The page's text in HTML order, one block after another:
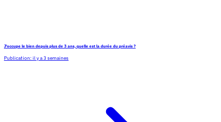
J'occupe le bien depuis plus de 3 ans, quelle est la durée du préavis ?
Publication: il y a 3 semaines